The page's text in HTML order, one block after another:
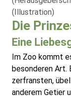
(Illustration)
Die
Eine
Im Zoo kommt
besonderen Art.
zerfransten,
anderem Getier